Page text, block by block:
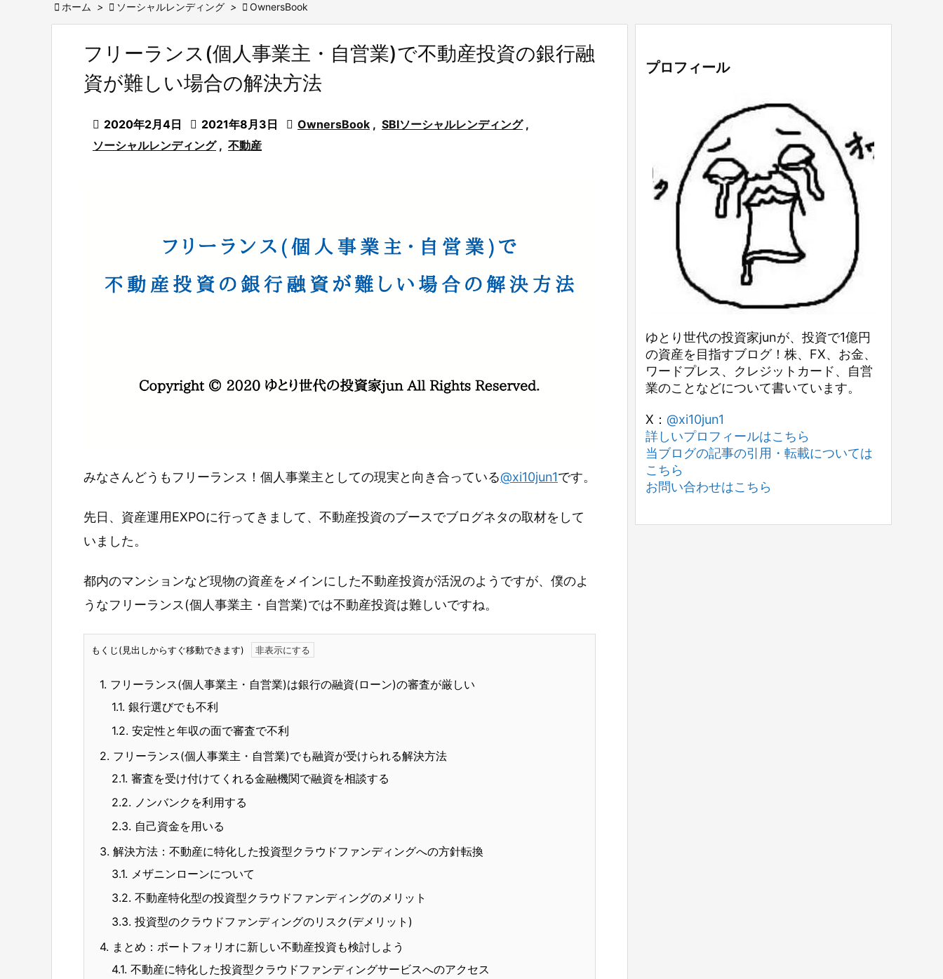
 ホーム >  ソーシャルレンディング >  OwnersBook
フリーランス(個人事業主・自営業)で不動産投資の銀行融
資が難しい場合の解決方法
 2020年2月4日  2021年8月3日  OwnersBook , SBIソーシャルレンディング ,
ソーシャルレンディング , 不動産
みなさんどうもフリーランス！個人事業主としての現実と向き合っている@xi10jun1です。
先日、資産運用EXPOに行ってきまして、不動産投資のブースでブログネタの取材をして
いました。
都内のマンションなど現物の資産をメインにした不動産投資が活況のようですが、僕のよ
うなフリーランス(個人事業主・自営業)では不動産投資は難しいですね。
もくじ(見出しからすぐ移動できます)
1. フリーランス(個人事業主・自営業)は銀行の融資(ローン)の審査が厳しい
1.1. 銀行選びでも不利
1.2. 安定性と年収の面で審査で不利
2. フリーランス(個人事業主・自営業)でも融資が受けられる解決方法
2.1. 審査を受け付けてくれる金融機関で融資を相談する
2.2. ノンバンクを利用する
2.3. 自己資金を用いる
3. 解決方法：不動産に特化した投資型クラウドファンディングへの方針転換
3.1. メザニンローンについて
3.2. 不動産特化型の投資型クラウドファンディングのメリット
3.3. 投資型のクラウドファンディングのリスク(デメリット)
4. まとめ：ポートフォリオに新しい不動産投資も検討しよう
4.1. 不動産に特化した投資型クラウドファンディングサービスへのアクセス
プロフィール
ゆとり世代の投資家junが、投資で1億円
の資産を目指すブログ！株、FX、お金、
ワードプレス、クレジットカード、自営
業のことなどについて書いています。
X： @xi10jun1
詳しいプロフィールはこちら
当ブログの記事の引用・転載については
こちら
お問い合わせはこちら